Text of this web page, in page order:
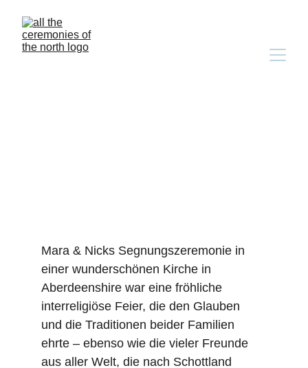
Mara & Nicks Segnungszeremonie in
einer wunderschönen Kirche in
Aberdeenshire war eine fröhliche
interreligiöse Feier, die den Glauben
und die Traditionen beider Familien
ehrte – ebenso wie die vieler Freunde
aus aller Welt, die nach Schottland